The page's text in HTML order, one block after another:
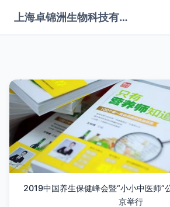
上海卓锦洲生物科技有限公司
2019中国养生保健峰会暨“小小中医师”
京举行